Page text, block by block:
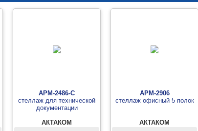
АРМ-2486-С
стеллаж для технической
документации
АКТАКОМ
АРМ-2906
стеллаж офисный 5 полок
АКТАКОМ